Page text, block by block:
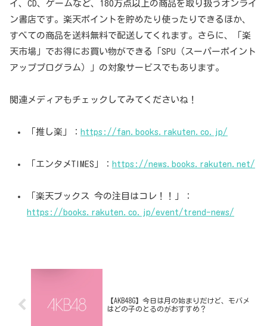
イ、CD、ゲームなど、180万点以上の商品を取り扱うオンライ
ン書店です。楽天ポイントを貯めたり使ったりできるほか、
すべての商品を送料無料で配送してくれます。さらに、「楽
天市場」でお得にお買い物ができる「SPU（スーパーポイント
アッププログラム）」の対象サービスでもあります。
関連メディアもチェックしてみてくださいね！
「推し楽」： https://fan.books.rakuten.co.jp/
「エンタメTIMES」： https://news.books.rakuten.net/
「楽天ブックス 今の注目はコレ！！」：
https://books.rakuten.co.jp/event/trend-news/
【AKB48G】今日は月の始まりだけど、モバメ
はどの子のとるのがおすすめ？